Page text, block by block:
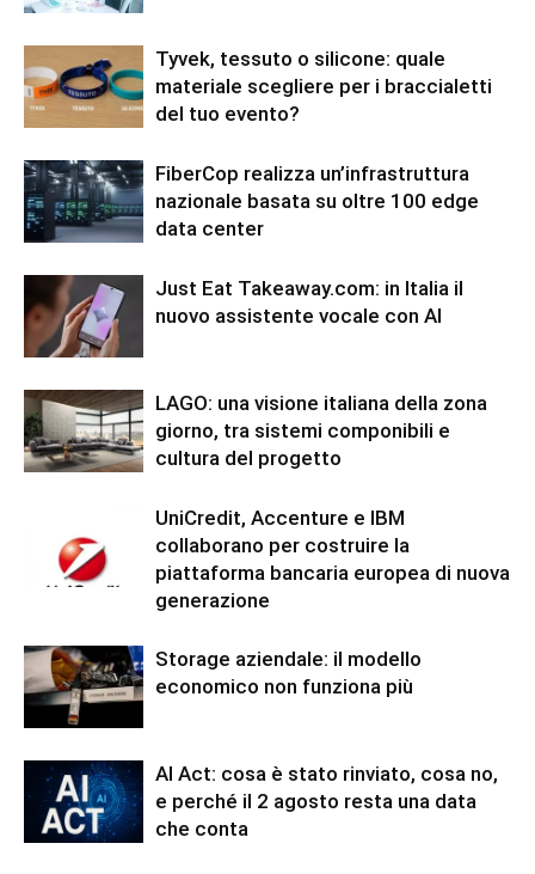
Tyvek, tessuto o silicone: quale
materiale scegliere per i braccialetti
del tuo evento?
FiberCop realizza un’infrastruttura
nazionale basata su oltre 100 edge
data center
Just Eat Takeaway.com: in Italia il
nuovo assistente vocale con AI
LAGO: una visione italiana della zona
giorno, tra sistemi componibili e
cultura del progetto
UniCredit, Accenture e IBM
collaborano per costruire la
piattaforma bancaria europea di nuova
generazione
Storage aziendale: il modello
economico non funziona più
AI Act: cosa è stato rinviato, cosa no,
e perché il 2 agosto resta una data
che conta